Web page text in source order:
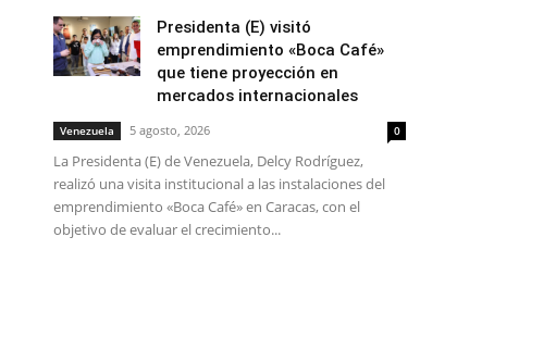
Presidenta (E) visitó
emprendimiento «Boca Café»
que tiene proyección en
mercados internacionales
Venezuela 5 agosto, 2026 0
La Presidenta (E) de Venezuela, Delcy Rodríguez,
realizó una visita institucional a las instalaciones del
emprendimiento «Boca Café» en Caracas, con el
objetivo de evaluar el crecimiento...